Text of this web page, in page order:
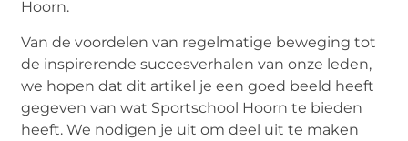
Hoorn.
Van de voordelen van regelmatige beweging tot
de inspirerende succesverhalen van onze leden,
we hopen dat dit artikel je een goed beeld heeft
gegeven van wat Sportschool Hoorn te bieden
heeft. We nodigen je uit om deel uit te maken